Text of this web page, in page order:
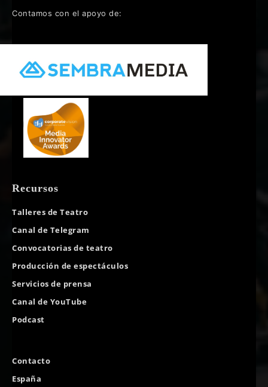
Contamos con el apoyo de:
Recursos
Talleres de Teatro
Canal de Telegram
Convocatorias de teatro
Producción de espectáculos
Servicios de prensa
Canal de YouTube
Podcast
Contacto
España